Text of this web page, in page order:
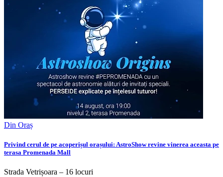
Din Oraș
Privind cerul de pe acoperișul orașului: AstroShow revine vinerea aceasta pe
terasa Promenada Mall
Strada Vetrișoara – 16 locuri